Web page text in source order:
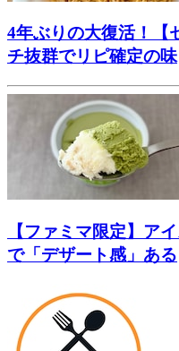
4年ぶりの大復活！【
チ抜群でリピ確定の味
【ファミマ限定】ア
で「デザート感」ある